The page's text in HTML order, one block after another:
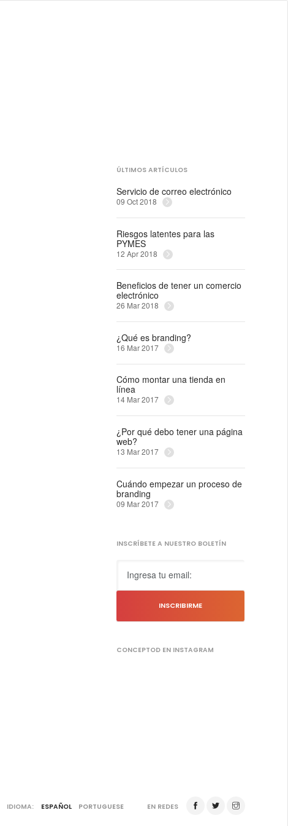
ÚLTIMOS ARTÍCULOS
Servicio de correo electrónico
09 Oct 2018
Riesgos latentes para las
PYMES
12 Apr 2018
Beneficios de tener un comercio
electrónico
26 Mar 2018
¿Qué es branding?
16 Mar 2017
Cómo montar una tienda en
línea
14 Mar 2017
¿Por qué debo tener una página
web?
13 Mar 2017
Cuándo empezar un proceso de
branding
09 Mar 2017
INSCRÍBETE A NUESTRO BOLETÍN
CONCEPTOD EN INSTAGRAM
IDIOMA: ESPAÑOL PORTUGUESE EN REDES